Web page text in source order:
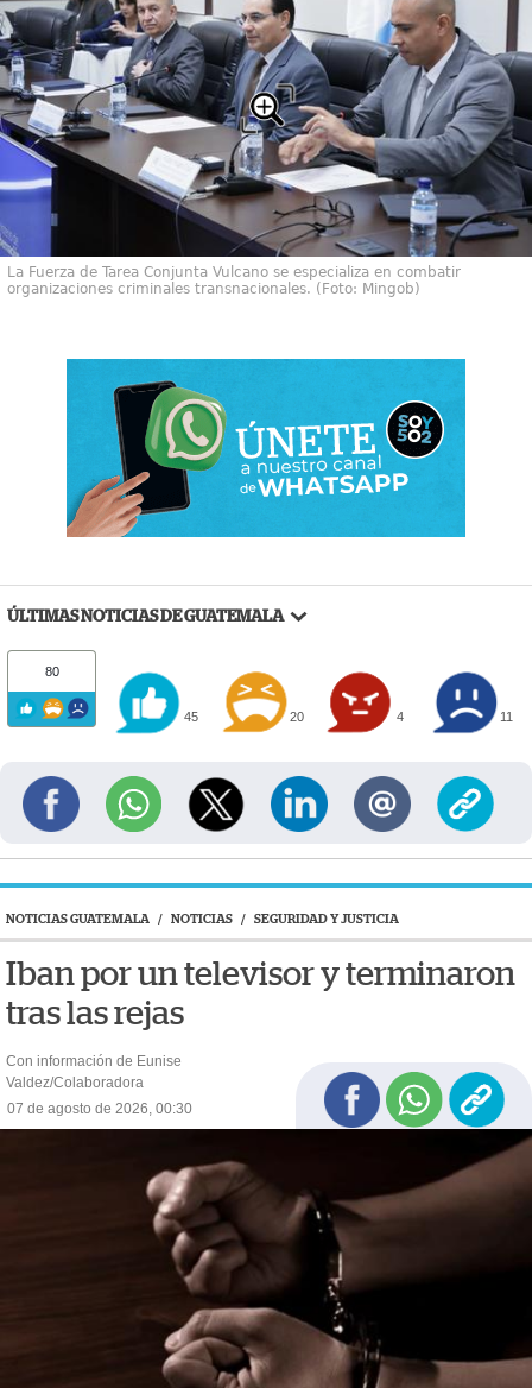
La Fuerza de Tarea Conjunta Vulcano se especializa en combatir
organizaciones criminales transnacionales. (Foto: Mingob)
ÚLTIMAS NOTICIAS DE GUATEMALA
80
45 20 4 11
NOTICIAS GUATEMALA / NOTICIAS / SEGURIDAD Y JUSTICIA
Iban por un televisor y terminaron
tras las rejas
Con información de Eunise
Valdez/Colaboradora
07 de agosto de 2026, 00:30